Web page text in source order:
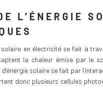
L’ÉNERGIE
solaire en électricité se fait à
la chaleur émise par le
solaire se fait par
donc plusieurs cellules